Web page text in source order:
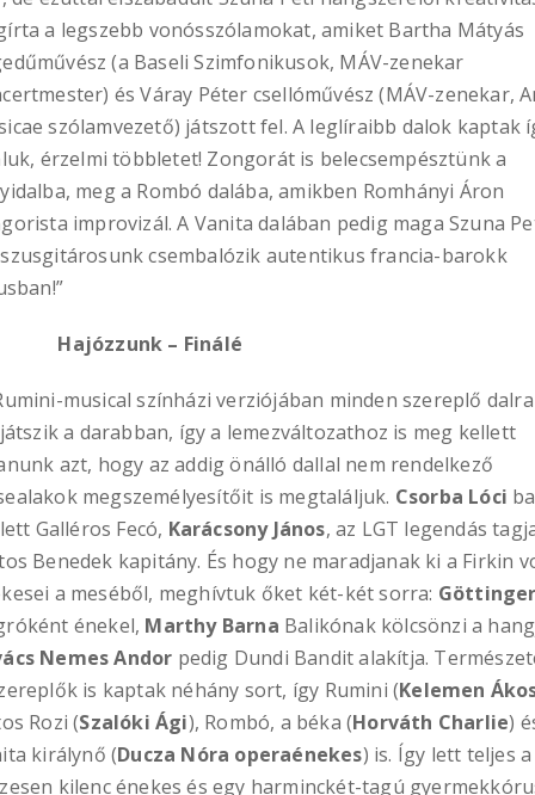
a legszebb vonósszólamokat, amiket Bartha Mátyás
(a Baseli Szimfonikusok, MÁV-zenekar
és Váray Péter csellóművész (MÁV-zenekar,
szólamvezető) játszott fel. A leglíraibb dalok kaptak
érzelmi többletet! Zongorát is belecsempésztünk a
meg a Rombó dalába, amikben Romhányi Áron
improvizál. A Vanita dalában pedig maga Szuna
csembalózik autentikus francia-barokk
– Finálé
musical színházi verziójában minden szereplő
a darabban, így a lemezváltozathoz is meg kellett
azt, hogy az addig önálló dallal nem rendelkező
megszemélyesítőit is megtaláljuk. Csorba Lóci
Galléros Fecó, Karácsony János, az LGT legendás
Benedek kapitány. És hogy ne maradjanak ki a Firkin
a meséből, meghívtuk őket két-két sorra:
énekel, Marthy Barna Balikónak kölcsönzi a
Nemes Andor pedig Dundi Bandit alakítja.
is kaptak néhány sort, így Rumini (Kelemen
Rozi (Szalóki Ági), Rombó, a béka (Horváth Charlie)
királynő (Ducza Nóra operaénekes) is. Így lett teljes
kilenc énekes és egy harminckét-tagú